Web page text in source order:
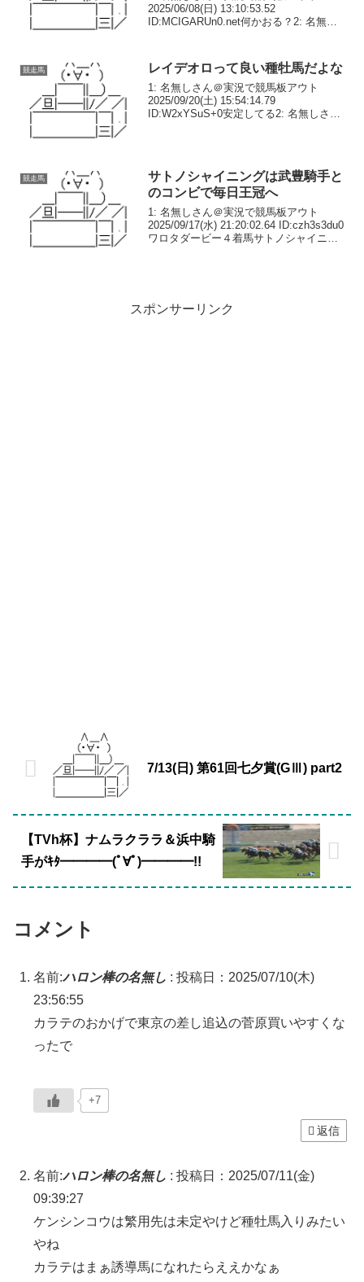
2025/06/08(日) 13:10:53.52
ID:MCIGARUn0.net何かおる？2: 名無し
競走馬 レイデオロって良い種牡馬だよな
1: 名無しさん＠実況で競馬板アウト
2025/09/20(土) 15:54:14.79
ID:W2xYSuS+0安定してる2: 名無しさん
競走馬
サトノシャイニングは武豊騎手と
のコンビで毎日王冠へ
1: 名無しさん＠実況で競馬板アウト
2025/09/17(水) 21:20:02.64 ID:czh3s3du0
ワロタダービー４着馬サトノシャイニン
スポンサーリンク
7/13(日) 第61回七夕賞(GⅢ) part2
【TVh杯】ナムラクララ＆浜中騎
手がｷﾀ━━━━(ﾟ∀ﾟ)━━━━!!
コメント
名前:ハロン棒の名無し : 投稿日：2025/07/10(木)
23:56:55
カラテのおかげで東京の差し追込の菅原買いやすくな
ったで
+7
返信
名前:ハロン棒の名無し : 投稿日：2025/07/11(金)
09:39:27
ケンシンコウは繁用先は未定やけど種牡馬入りみたい
やね
カラテはまぁ誘導馬になれたらええかなぁ